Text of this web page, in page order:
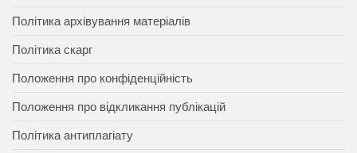
Політика архівування матеріалів
Політика скарг
Положення про конфіденційність
Положення про відкликання публікацій
Політика антиплагіату